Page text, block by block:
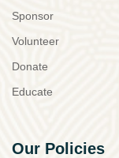
Sponsor
Volunteer
Donate
Educate
Our Policies